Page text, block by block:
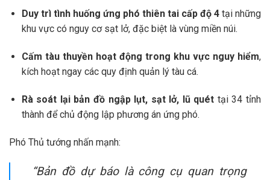
Duy trì tình huống ứng phó thiên tai cấp độ 4tại những
khu vực có nguy cơ sạt lở, đặc biệt là vùng miền núi.
Cấm tàu thuyền hoạt động trong khu vực nguy hiểm,
kích hoạt ngay các quy định quản lý tàu cá.
Rà soát lại bản đồ ngập lụt, sạt lở, lũ quét tại 34 tỉnh
thành để chủ động lập phương án ứng phó.
Phó Thủ tướng nhấn mạnh:
“Bản đồ dự báo là công cụ quan trọng